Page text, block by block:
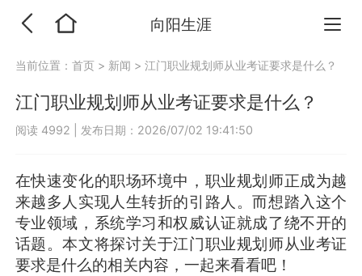
向阳生涯
当前位置：首页 > 新闻 >江门职业规划师从业考证要求是什么？
江门职业规划师从业考证要求是什么？
阅读 4992 发布日期：2026/07/02 19:41:50
在快速变化的职场环境中，职业规划师正成为越
来越多人实现人生转折的引路人。而想踏入这个
专业领域，系统学习和权威认证就成了绕不开的
话题。本文将探讨关于江门职业规划师从业考证
要求是什么的相关内容，一起来看看吧！